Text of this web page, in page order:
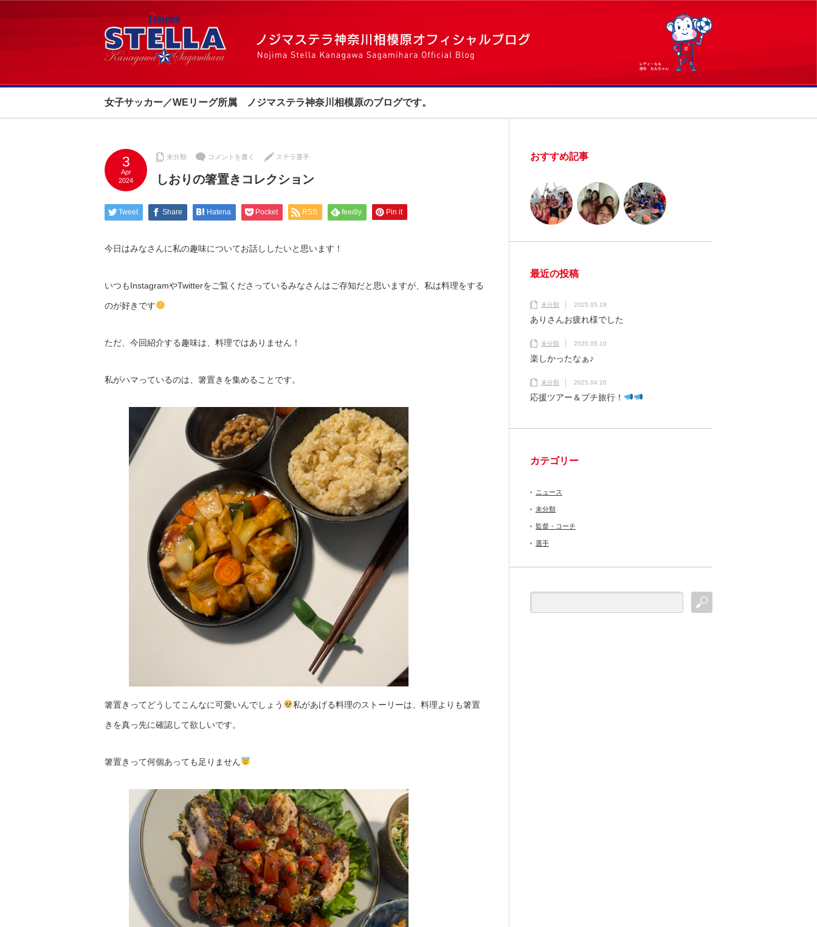
女子サッカー／WEリーグ所属 ノジマステラ神奈川相模原のブログです。
3
Apr
2024
未分類 コメントを書く ステラ選手
しおりの箸置きコレクション
Tweet Share Hatena Pocket RSS feedly Pin it
今日はみなさんに私の趣味についてお話ししたいと思います！
いつもInstagramやTwitterをご覧くださっているみなさんはご存知だと思いますが、私は料理をする
のが好きです
ただ、今回紹介する趣味は、料理ではありません！
私がハマっているのは、箸置きを集めることです。
箸置きってどうしてこんなに可愛いんでしょう 私があげる料理のストーリーは、料理よりも箸置
きを真っ先に確認して欲しいです。
箸置きって何個あっても足りません
おすすめ記事
最近の投稿
未分類 2025.05.19
ありさんお疲れ様でした
未分類 2025.05.10
楽しかったなぁ♪
未分類 2025.04.20
応援ツアー＆プチ旅行！
カテゴリー
ニュース
未分類
監督・コーチ
選手